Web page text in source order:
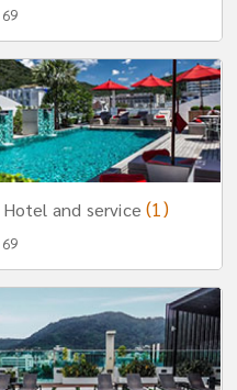
and service(1)